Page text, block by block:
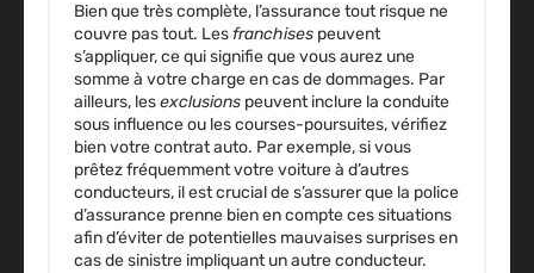
Bien que très complète, l’assurance tout risque ne
couvre pas tout. Lesfranchises peuvent
s’appliquer, ce qui signifie que vous aurez une
somme à votre charge en cas dedommages. Par
ailleurs, lesexclusions peuvent inclure la conduite
sous influence ou les courses-poursuites, vérifiez
bien votrecontratauto. Par exemple, si vous
prêtez fréquemment votre voiture à d’autres
conducteurs, il est crucial de s’assurer que la police
d’assurance prenne bien en compte ces situations
afin d’éviter de potentielles mauvaises surprises en
cas de sinistre impliquant un autre conducteur.